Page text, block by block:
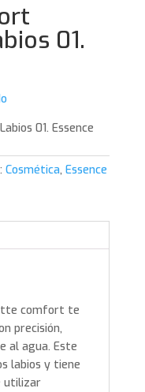
01.
01. Essence
Cosmética, Essence
comfort te
precisión,
al agua. Este
labios y tiene
utilizar